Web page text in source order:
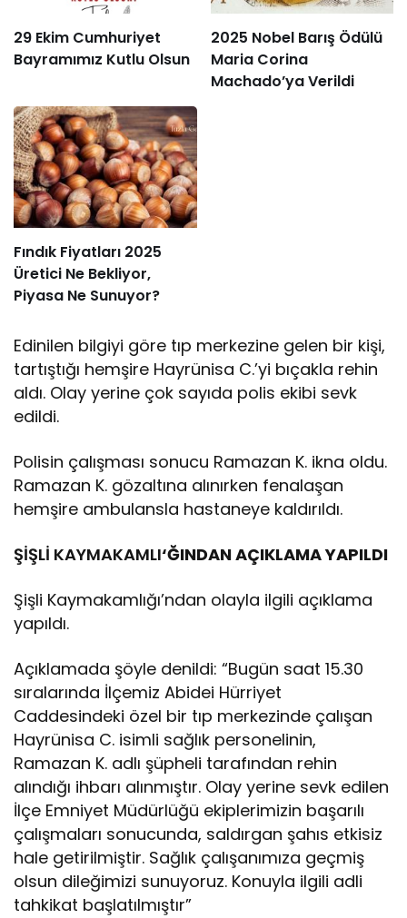
29 Ekim Cumhuriyet
Bayramımız Kutlu Olsun
2025 Nobel Barış Ödülü
Maria Corina
Machado’ya Verildi
Fındık Fiyatları 2025
Üretici Ne Bekliyor,
Piyasa Ne Sunuyor?
Edinilen bilgiyi göre tıp merkezine gelen bir kişi,
tartıştığı hemşire Hayrünisa C.’yi bıçakla rehin
aldı. Olay yerine çok sayıda polis ekibi sevk
edildi.
Polisin çalışması sonucu Ramazan K. ikna oldu.
Ramazan K. gözaltına alınırken fenalaşan
hemşire ambulansla hastaneye kaldırıldı.
ŞİŞLİ KAYMAKAMLI‘ĞINDAN AÇIKLAMA YAPILDI
Şişli Kaymakamlığı’ndan olayla ilgili açıklama
yapıldı.
Açıklamada şöyle denildi: “Bugün saat 15.30
sıralarında İlçemiz Abidei Hürriyet
Caddesindeki özel bir tıp merkezinde çalışan
Hayrünisa C. isimli sağlık personelinin,
Ramazan K. adlı şüpheli tarafından rehin
alındığı ihbarı alınmıştır. Olay yerine sevk edilen
İlçe Emniyet Müdürlüğü ekiplerimizin başarılı
çalışmaları sonucunda, saldırgan şahıs etkisiz
hale getirilmiştir. Sağlık çalışanımıza geçmiş
olsun dileğimizi sunuyoruz. Konuyla ilgili adli
tahkikat başlatılmıştır”